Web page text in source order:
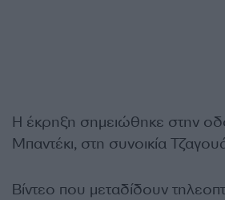
Η έκρηξη σημειώθηκε στην
Μπαντέκι, στη συνοικία
Βίντεο που μεταδίδουν